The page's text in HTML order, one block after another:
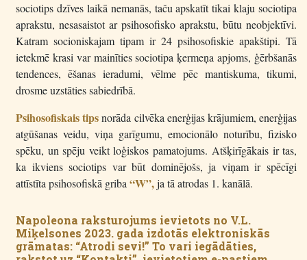
sociotips dzīves laikā nemanās, taču apskatīt tikai klaju sociotipa
aprakstu, nesasaistot ar psihosofisko aprakstu, būtu neobjektīvi.
Katram socioniskajam tipam ir 24 psihosofiskie apakštipi. Tā
ietekmē krasi var mainīties sociotipa ķermeņa apjoms, ģērbšanās
tendences, ēšanas ieradumi, vēlme pēc mantiskuma, tikumi,
drosme uzstāties sabiedrībā.
Psihosofiskais tipsnorāda cilvēka enerģijas krājumiem, enerģijas
atgūšanas veidu, viņa garīgumu, emocionālo noturību, fizisko
spēku, un spēju veikt loģiskos pamatojums. Atšķirīgākais ir tas,
ka ikviens sociotips var būt dominējošs, ja viņam ir spēcīgi
attīstīta psihosofiskā griba“W”,ja tā atrodas 1. kanālā.
Napoleona raksturojums ievietots no V.L.
Miķelsones 2023. gada izdotās elektroniskās
grāmatas: “Atrodi sevi!” To vari iegādāties,